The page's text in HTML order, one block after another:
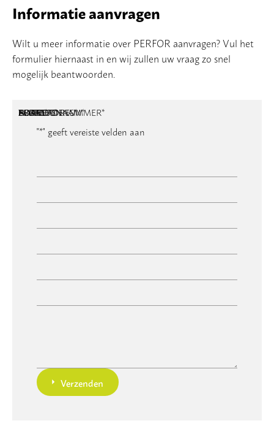
Informatie aanvragen
Wilt u meer informatie over PERFOR aanvragen? Vul het
formulier hiernaast in en wij zullen uw vraag zo snel
mogelijk beantwoorden.
"*" geeft vereiste velden aan
NAAM*
BEDRIJFSNAAM*
E-MAILADRES*
TELEFOONNUMMER*
POSTCODE
ADRES
BERICHT*
Verzenden